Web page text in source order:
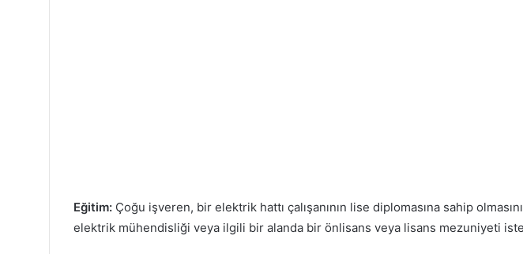
Eğitim: Çoğu işveren, bir elektrik hattı çalışanının lise diplomasına sahip
elektrik mühendisliği veya ilgili bir alanda bir önlisans veya lisans mezuniyeti